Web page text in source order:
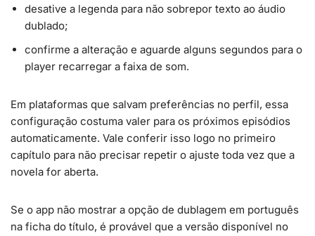
desative a legenda para não sobrepor texto ao áudio
dublado;
confirme a alteração e aguarde alguns segundos para o
player recarregar a faixa de som.
Em plataformas que salvam preferências no perfil, essa
configuração costuma valer para os próximos episódios
automaticamente. Vale conferir isso logo no primeiro
capítulo para não precisar repetir o ajuste toda vez que a
novela for aberta.
Se o app não mostrar a opção de dublagem em português
na ficha do título, é provável que a versão disponível no